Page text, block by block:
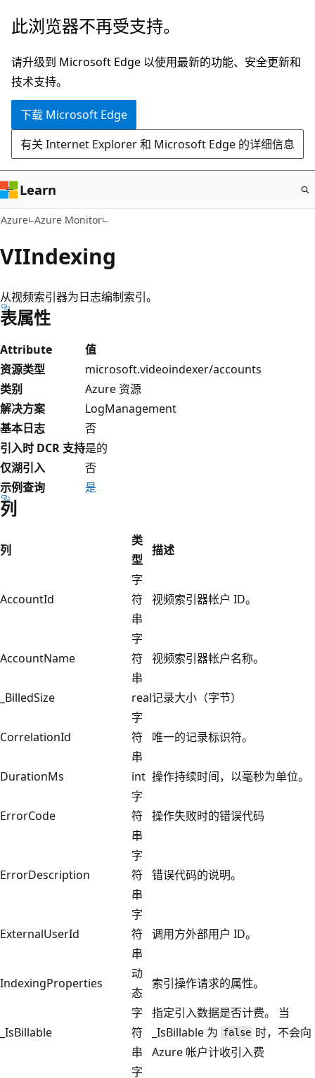
跳
主
要
内
此浏览器不再受支持。
请升级到 Microsoft Edge 以使用最新的功能、安全更新和
技术支持。
下载 Microsoft Edge
有关 Internet Explorer 和 Microsoft Edge 的详细信息
Learn
Azure Azure Monitor
VIIndexing
从视频索引器为日志编制索引。
表属性
Attribute
值
资源类型
microsoft.videoindexer/accounts
类别
Azure 资源
解决方案
LogManagement
基本日志
否
引入时 DCR 支持是的
仅湖引入
否
示例查询
是
列
列
类
型
描述
AccountId
字
符
串
视频索引器帐户 ID。
AccountName
字
符
串
视频索引器帐户名称。
_BilledSize real记录大小（字节）
CorrelationId
字
符
串
唯一的记录标识符。
DurationMs int 操作持续时间，以毫秒为单位。
ErrorCode
字
符
串
操作失败时的错误代码
ErrorDescription
字
符
串
错误代码的说明。
ExternalUserId
字
符
串
调用方外部用户 ID。
IndexingProperties
动
态
索引操作请求的属性。
_IsBillable
字
符
串
指定引入数据是否计费。 当
_IsBillable 为 false 时，不会向
Azure 帐户计收引入费
字